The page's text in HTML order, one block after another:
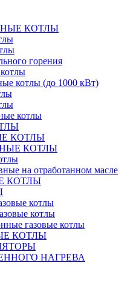
КОТЛЫ
горения
котлы (до 1000 кВт)
котлы
КОТЛЫ
КОТЛЫ
на отработанном масле
КОТЛЫ
котлы
котлы
газовые котлы
КОТЛЫ
НАГРЕВА